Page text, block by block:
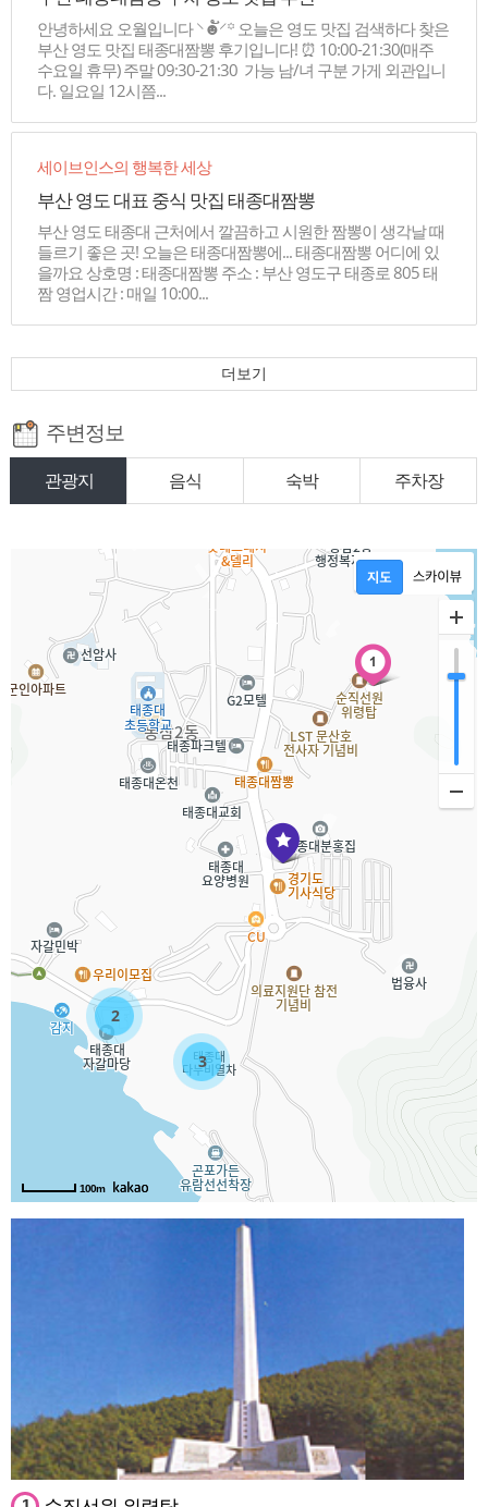
안녕하세요 오월입니다 ⸌☻ັ⸍꙳ 오늘은 영도 맛집 검색하다 찾은
부산 영도 맛집 태종대짬뽕 후기입니다! ⏰ 10:00-21:30(매주
수요일 휴무) 주말 09:30-21:30 ️ 가능 남/녀 구분 가게 외관입니
다. 일요일 12시쯤...
세이브인스의 행복한 세상
부산 영도 대표 중식 맛집 태종대짬뽕
부산 영도 태종대 근처에서 깔끔하고 시원한 짬뽕이 생각날 때
들르기 좋은 곳! 오늘은 태종대짬뽕에... 태종대짬뽕 어디에 있
을까요 상호명 : 태종대짬뽕 주소 : 부산 영도구 태종로 805 태
짬 영업시간 : 매일 10:00...
더보기
주변정보
관광지
3
2
100m
음식 숙박 주차장